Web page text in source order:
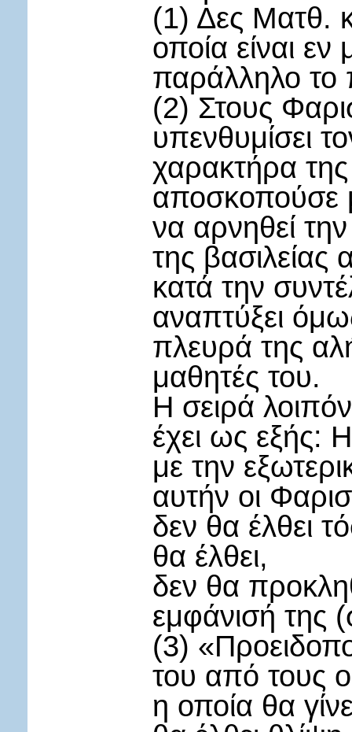
(1) Δες Ματθ.
οποία είναι εν
παράλληλο το
(2) Στους
υπενθυμίσει
χαρακτήρα
αποσκοπούσε
να αρνηθεί
της βασιλείας
κατά την
αναπτύξει
πλευρά της
μαθητές του.
Η σειρά
έχει ως εξής:
με την
αυτήν οι
δεν θα έλθει
θα έλθει,
δεν θα
εμφάνισή της
(3)
του από τους
η οποία θα